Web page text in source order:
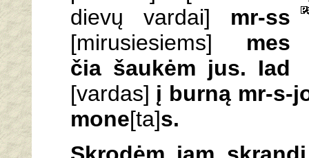
dievų vardai] mr-ss
[mirusiesiems] mes
čia šaukėm jus. Iad
[vardas] į burną mr-s-
mone[ta]s.